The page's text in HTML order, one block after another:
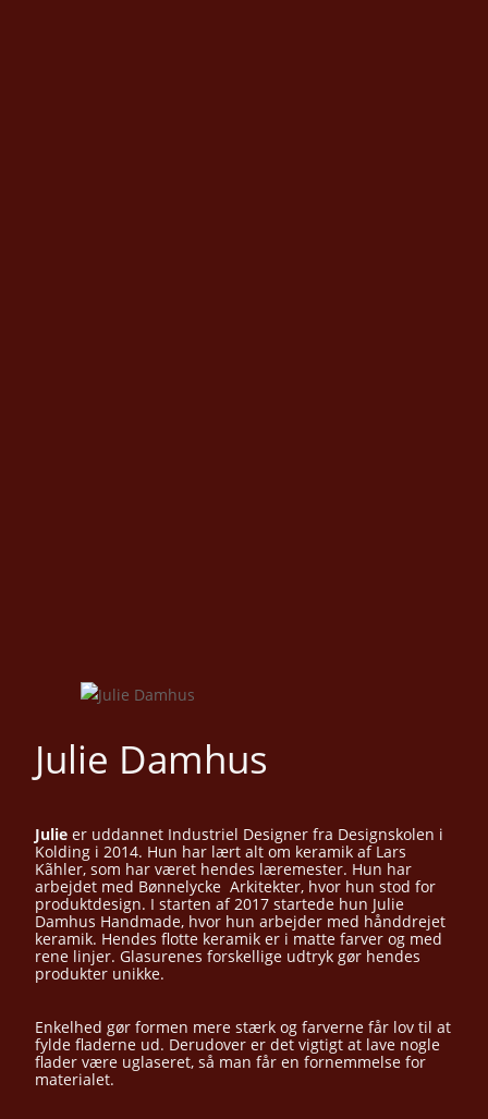
Julie Damhus
Julie er uddannet Industriel Designer fra Designskolen i
Kolding i 2014. Hun har lært alt om keramik af Lars
Kãhler, som har været hendes læremester. Hun har
arbejdet med Bønnelycke Arkitekter, hvor hun stod for
produktdesign. I starten af 2017 startede hun Julie
Damhus Handmade, hvor hun arbejder med hånddrejet
keramik. Hendes flotte keramik er i matte farver og med
rene linjer. Glasurenes forskellige udtryk gør hendes
produkter unikke.
Enkelhed gør formen mere stærk og farverne får lov til at
fylde fladerne ud. Derudover er det vigtigt at lave nogle
flader være uglaseret, så man får en fornemmelse for
materialet.